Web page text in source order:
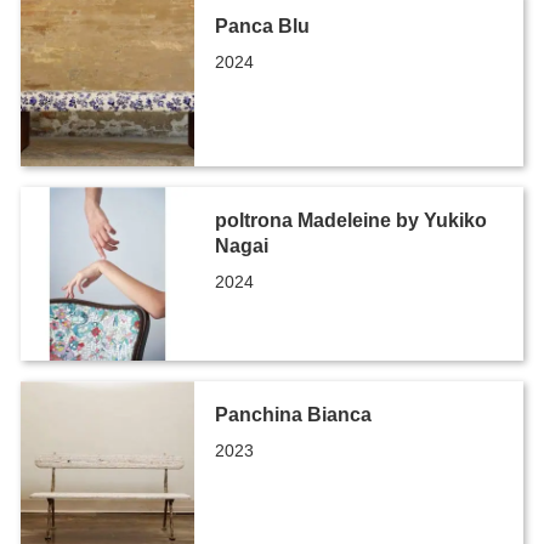
Panca Blu
2024
poltrona Madeleine by Yukiko
Nagai
2024
Panchina Bianca
2023